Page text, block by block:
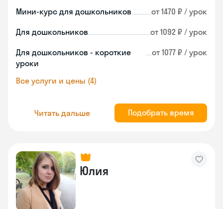
Мини-курс для дошкольников от 1470 ₽ / урок
Для дошкольников от 1092 ₽ / урок
Для дошкольников - короткие
уроки
от 1077 ₽ / урок
Все услуги и цены (4)
Читать дальше Подобрать время
Юлия